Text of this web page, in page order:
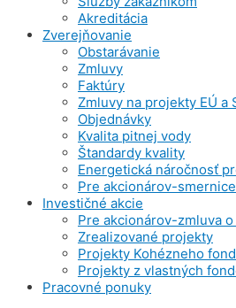
Akreditácia
Zverejňovanie
Obstarávanie
Zmluvy
Faktúry
Zmluvy na projekty EÚ a
Objednávky
Kvalita pitnej vody
Štandardy kvality
Energetická náročnosť
Pre akcionárov-smernice
Investičné akcie
Pre akcionárov-zmluva
Zrealizované projekty
Projekty Kohézneho
Projekty z vlastných
Pracovné ponuky